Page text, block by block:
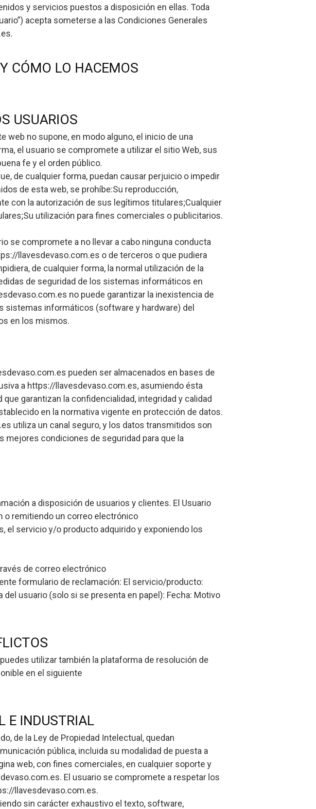
y servicios puestos a disposición en ellas. Toda
acepta someterse a las Condiciones Generales
CÓMO LO HACEMOS
USUARIOS
web no supone, en modo alguno, el inicio de una
el usuario se compromete a utilizar el sitio Web, sus
fe y el orden público.
de cualquier forma, puedan causar perjuicio o impedir
de esta web, se prohíbe:Su reproducción,
con la autorización de sus legítimos titulares;Cualquier
utilización para fines comerciales o publicitarios.
se compromete a no llevar a cabo ninguna conducta
llavesdevaso.com.es o de terceros o que pudiera
de cualquier forma, la normal utilización de la
de seguridad de los sistemas informáticos en
no puede garantizar la inexistencia de
sistemas informáticos (software y hardware) del
en los mismos.
pueden ser almacenados en bases de
a https://llavesdevaso.com.es, asumiendo ésta
garantizan la confidencialidad, integridad y calidad
en la normativa vigente en protección de datos.
utiliza un canal seguro, y los datos transmitidos son
mejores condiciones de seguridad para que la
a disposición de usuarios y clientes. El Usuario
o remitiendo un correo electrónico
el servicio y/o producto adquirido y exponiendo los
de correo electrónico
formulario de reclamación: El servicio/producto:
usuario (solo si se presenta en papel): Fecha: Motivo
utilizar también la plataforma de resolución de
en el siguiente
E INDUSTRIAL
de la Ley de Propiedad Intelectual, quedan
pública, incluida su modalidad de puesta a
web, con fines comerciales, en cualquier soporte y
El usuario se compromete a respetar los
llavesdevaso.com.es.
sin carácter exhaustivo el texto, software,